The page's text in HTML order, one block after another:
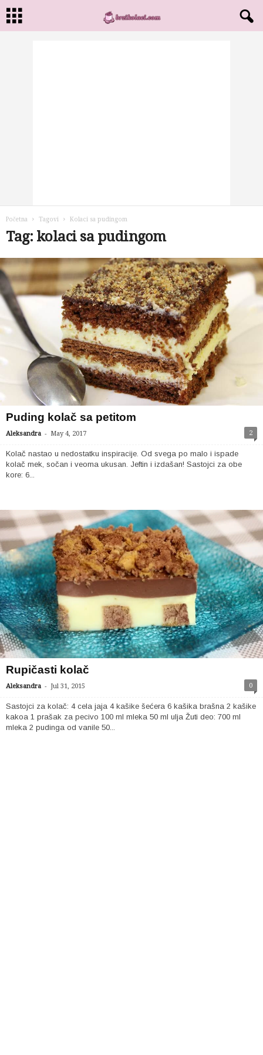
Početna Tagovi Kolaci sa pudingom
Tag: kolaci sa pudingom
Puding kolač sa petitom
Aleksandra - May 4, 2017 2
Kolač nastao u nedostatku inspiracije. Od svega po malo i ispade
kolač mek, sočan i veoma ukusan. Jeftin i izdašan! Sastojci za obe
kore: 6...
Rupičasti kolač
Aleksandra - Jul 31, 2015 0
Sastojci za kolač: 4 cela jaja 4 kašike šećera 6 kašika brašna 2 kašike
kakoa 1 prašak za pecivo 100 ml mleka 50 ml ulja Žuti deo: 700 ml
mleka 2 pudinga od vanile 50...